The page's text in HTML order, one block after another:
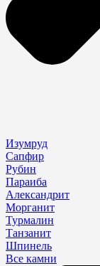
Изумруд
Сапфир
Рубин
Параиба
Александрит
Морганит
Турмалин
Танзанит
Шпинель
Все камни